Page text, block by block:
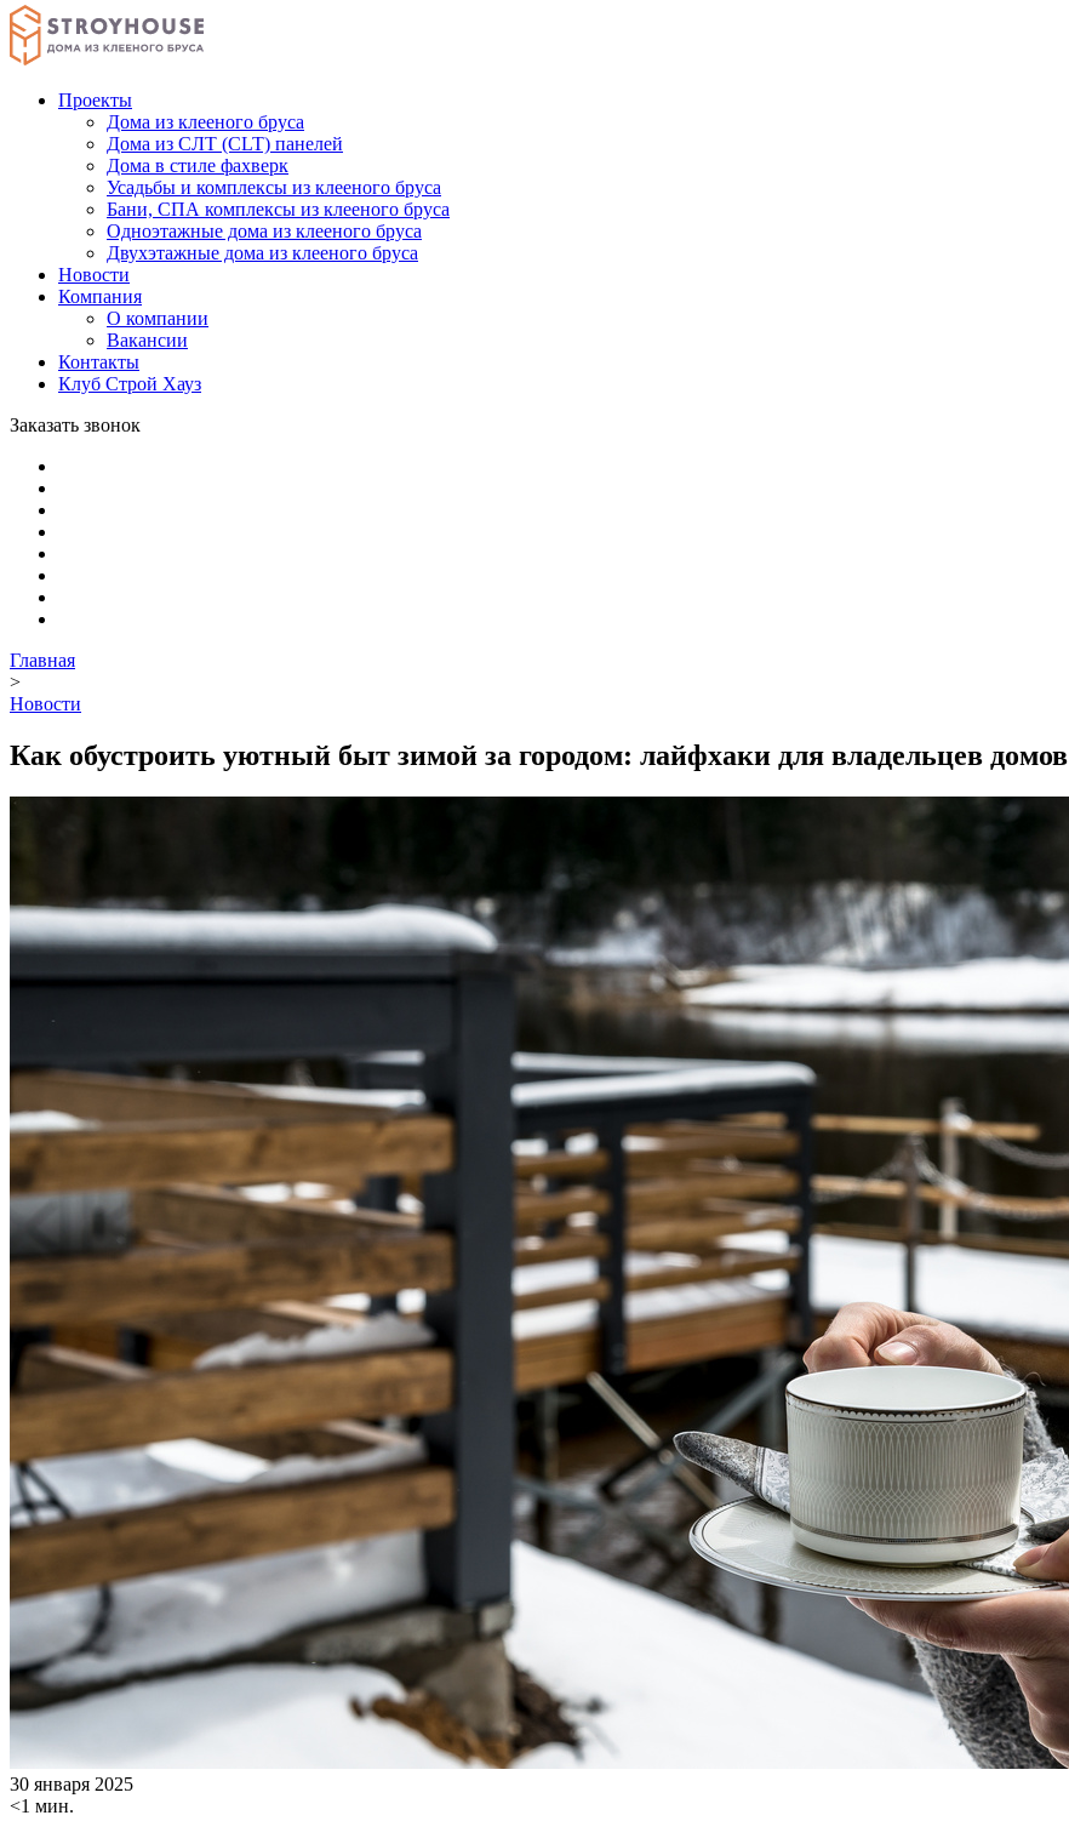
Проекты
Дома из клееного бруса
Дома из СЛТ (CLT) панелей
Дома в стиле фахверк
Усадьбы и комплексы из клееного бруса
Бани, СПА комплексы из клееного бруса
Одноэтажные дома из клееного бруса
Двухэтажные дома из клееного бруса
Новости
Компания
О компании
Вакансии
Контакты
Клуб Строй Хауз
Заказать звонок
Главная
>
Новости
Как обустроить уютный быт зимой за городом: лайфхаки для владельцев домов
30 января 2025
<1 мин.